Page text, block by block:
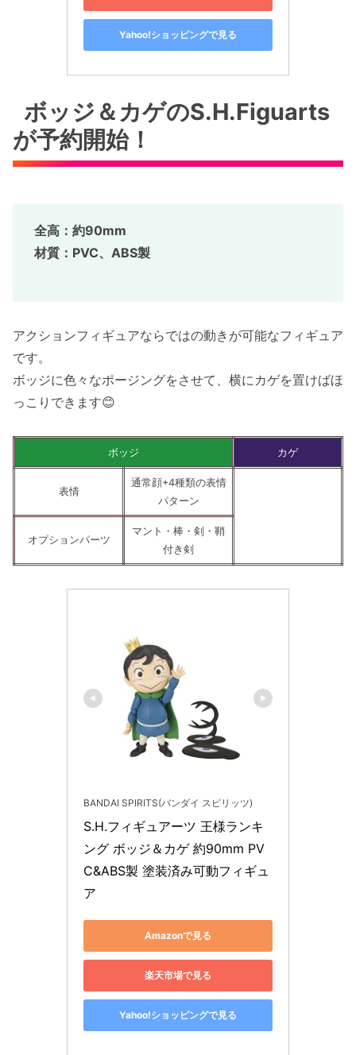
Yahoo!ショッピングで見る
ボッジ＆カゲのS.H.Figuarts
が予約開始！
全高：約90mm
材質：PVC、ABS製
アクションフィギュアならではの動きが可能なフィギュア
です。
ボッジに色々なポージングをさせて、横にカゲを置けばほ
っこりできます😊
ボッジ カゲ
表情
通常顔+4種類の表情
パターン
オプションパーツ
マント・棒・剣・鞘
付き剣
BANDAI SPIRITS(バンダイ スピリッツ)
S.H.フィギュアーツ 王様ランキ
ング ボッジ＆カゲ 約90mm PV
C&ABS製 塗装済み可動フィギュ
ア
Amazonで見る
楽天市場で見る
Yahoo!ショッピングで見る